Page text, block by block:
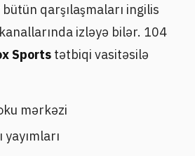
qarşılaşmaları ingilis
kanallarında izləyə bilər. 104
Sports tətbiqi vasitəsilə
mərkəzi
yayımları